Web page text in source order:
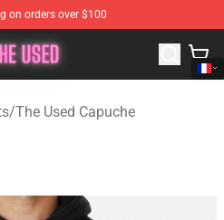
on orders over $100
The Used Merchandise Shop
/The Used Capuche